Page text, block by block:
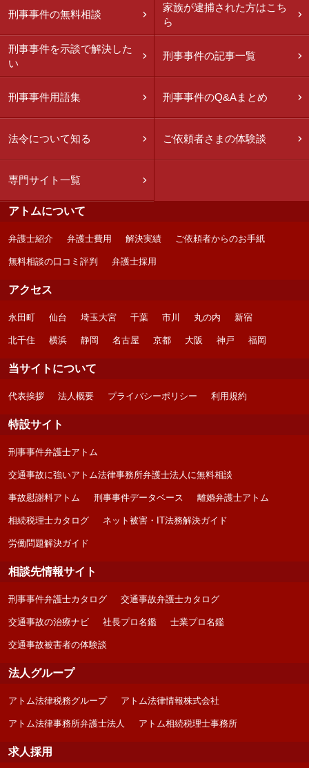
刑事事件の無料相談
家族が逮捕された方はこち
ら
刑事事件を示談で解決した
い
刑事事件の記事一覧
刑事事件用語集 刑事事件のQ&Aまとめ
法令について知る ご依頼者さまの体験談
専門サイト一覧
アトムについて
弁護士紹介 弁護士費用 解決実績 ご依頼者からのお手紙
無料相談の口コミ評判 弁護士採用
アクセス
永田町 仙台 埼玉大宮 千葉 市川 丸の内 新宿
北千住 横浜 静岡 名古屋 京都 大阪 神戸 福岡
当サイトについて
代表挨拶 法人概要 プライバシーポリシー 利用規約
特設サイト
刑事事件弁護士アトム
交通事故に強いアトム法律事務所弁護士法人に無料相談
事故慰謝料アトム 刑事事件データベース 離婚弁護士アトム
相続税理士カタログ ネット被害・IT法務解決ガイド
労働問題解決ガイド
相談先情報サイト
刑事事件弁護士カタログ 交通事故弁護士カタログ
交通事故の治療ナビ 社長プロ名鑑 士業プロ名鑑
交通事故被害者の体験談
法人グループ
アトム法律税務グループ アトム法律情報株式会社
アトム法律事務所弁護士法人 アトム相続税理士事務所
求人採用